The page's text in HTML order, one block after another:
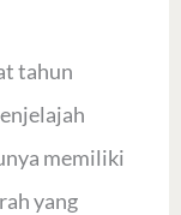
tahun
memiliki
yang